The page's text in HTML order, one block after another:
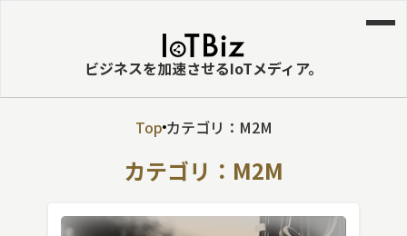
ビジネスを加速させるIoTメディア。
Topカテゴリ：M2M
カテゴリ：M2M